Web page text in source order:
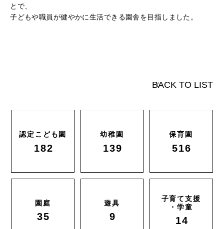
とで、
子どもや職員が健やかに生活できる園舎を目指しました。
BACK TO LIST
認定こども園
182
幼稚園
139
保育園
516
園庭
35
遊具
9
子育て支援
・学童
14